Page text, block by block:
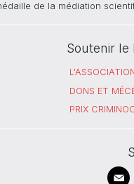
de la médiation
Soutenir le
DONS ET
PRIX